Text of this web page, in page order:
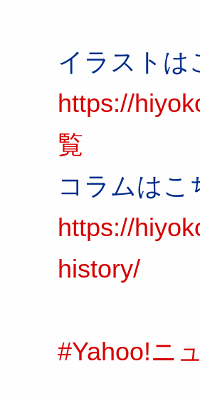
イラスト
https://
覧
コラムは
https://
history/
#Yahoo!ニ